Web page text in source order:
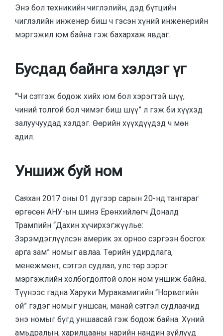
Энэ бол техникийн чиглэлийн, дэд бүтцийн
чиглэлийн инженер биш ч гэсэн хүний инженерийн
мэргэжил юм байна гэж бахархаж явдаг.
Бусдад байнга хэлдэг үг
“Чи сэтгэж бодож хийх юм бол хэрэгтэй шүү,
чиний толгой бол чимэг биш шүү” л гэж би хүүхэд
залуучуудад хэлдэг. Өөрийн хүүхдүүдэд ч мөн
адил.
Уншиж буй ном
Саяхан 2017 оны 01 дүгээр сарын 20-нд тангараг
өргөсөн АНУ-ын шинэ Ерөнхийлөгч Доналд
Трампийн “Дахин хүчирхэгжүүлье:
Зэрэмдэглүүлсэн америк эх орноо сэргээн босгох
арга зам” номыг авлаа. Төрийн удирдлага,
менежмент, сэтгэл судлал, улс төр зэрэг
мэргэжлийн холбогдолтой олон ном уншиж байна.
Түүнээс гадна Харуки Муракамигийн “Норвегийн
ой” гэдэг номыг уншсан, манай сэтгэл судлаачид
энэ номыг бүгд уншаасай гэж бодож байна. Хүний
амьдралын, харилцааны нарийн нандин зүйлүүд